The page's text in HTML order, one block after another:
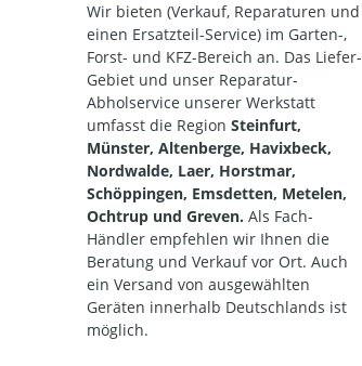
Wir bieten (Verkauf, Reparaturen und
einen Ersatzteil-Service) im Garten-,
Forst- und KFZ-Bereich an. Das Liefer-
Gebiet und unser Reparatur-
Abholservice unserer Werkstatt
umfasst die Region Steinfurt,
Münster, Altenberge, Havixbeck,
Nordwalde, Laer, Horstmar,
Schöppingen, Emsdetten, Metelen,
Ochtrup und Greven. Als Fach-
Händler empfehlen wir Ihnen die
Beratung und Verkauf vor Ort. Auch
ein Versand von ausgewählten
Geräten innerhalb Deutschlands ist
möglich.